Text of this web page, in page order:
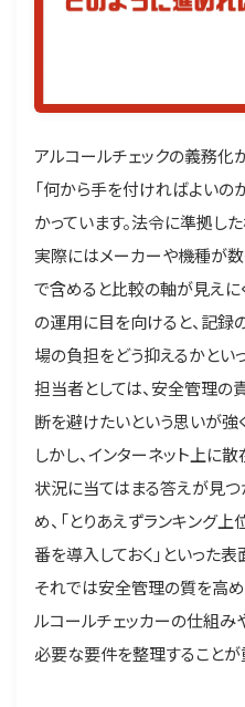
アルコールチェックの義務化
「何から手を付ければよいの
かっています。法令に準拠し
実際にはメーカーや機種が
で含めると比較の軸が見えに
の運用に目を向けると、記録
場の負担をどう抑えるかとい
担当者としては、安全管理の
断を避けたいという思いが強
しかし、インターネット上に
状況に当てはまる答えが見つ
め、「とりあえずランキング
番を導入しておく」といった
それでは安全管理の質を高め
ルコールチェッカーの仕組み
必要な要件を整理することが